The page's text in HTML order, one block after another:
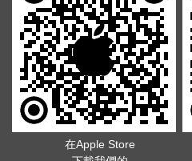
在Apple Store